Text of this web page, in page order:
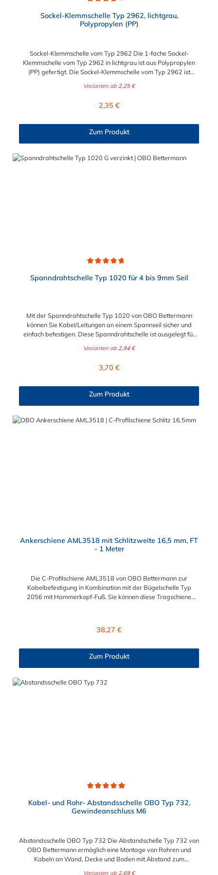
Sockel-Klemmschelle Typ 2962, lichtgrau,
Polypropylen (PP)
Sockel-Klemmschelle vom Typ 2962 Die 1-fache Sockel-
Klemmschelle vom Typ 2962 in lichtgrau ist aus Polypropylen
(PP) gefertigt. Die Sockel-Klemmschelle vom Typ 2962 ist
Durchmesser der Sockel-Klemmschelle variiert zwischen 8 mm
Varianten ab 2,25 €
Regulärer Preis:
2,35 €
Zum Produkt
Spanndrahtschelle Typ 1020 für 4 bis 9mm Seil
Mit der Spanndrahtschelle Typ 1020 von OBO Bettermann
können Sie Kabel/Leitungen an einem Spannseil sicher und
einfach befestigen. Diese Spanndrahtschelle ist ausgelegt für
eine M4x13 mm Schlitzschraube.
Varianten ab 2,94 €
Regulärer Preis:
3,70 €
Zum Produkt
Ankerschiene AML3518 mit Schlitzweite 16,5 mm, FT
- 1 Meter
Die C-Profilschiene AML3518 von OBO Bettermann zur
Kabelbefestigung in Kombination mit der Bügelschelle Typ
2056 mit Hammerkopf-Fuß. Sie können diese Tragschiene
mmMaterialstärke: 1,5 mmBohrlochmittenabstand: 50
Regulärer Preis:
38,27 €
Zum Produkt
Kabel- und Rohr- Abstandsschelle OBO Typ 732,
Gewindeanschluss M6
Abstandsschelle OBO Typ 732 Die Abstandschelle Typ 732 von
OBO Bettermann ermöglich eine Montage von Rohren und
Kabeln an Wand, Decke und Boden mit Abstand zum
Varianten ab 2,69 €